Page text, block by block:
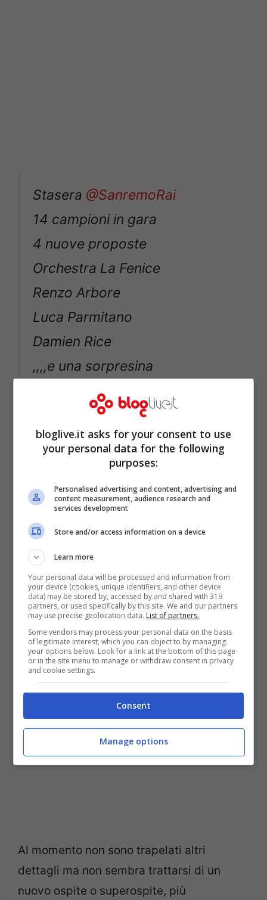
Stasera @SanremoRai
14 campioni in gara
4 nuove proposte
Orchestra La Fenice
Renzo Arbore
Luca Parmitano
Damien Rice
,,,,e una sorpresina
— Giancarlo Leone
(@giankaleone)20 Febbraio
2014
Al momento non sono trapelati altri
dettagli ma non sembra trattarsi di un
nuovo ospite o superospite, più
bloglive.it asks for your consent to use
your personal data for the following
purposes:
Personalised advertising and content, advertising and
content measurement, audience research and
services development
Store and/or access information on a device
Learn more
Your personal data will be processed and information from
your device (cookies, unique identifiers, and other device
data) may be stored by, accessed by and shared with 319
partners, or used specifically by this site. We and our partners
may use precise geolocation data. List of partners.
Some vendors may process your personal data on the basis
of legitimate interest, which you can object to by managing
your options below. Look for a link at the bottom of this page
or in the site menu to manage or withdraw consent in privacy
and cookie settings.
Consent
Manage options